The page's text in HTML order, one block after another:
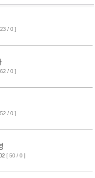
/ 0 ]
/ 0 ]
/ 0 ]
[ 50 / 0 ]